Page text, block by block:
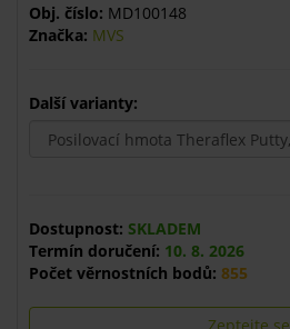
Obj. číslo: MD100148
Značka: MVS
Další varianty:
Dostupnost: SKLADEM
Termín doručení: 10. 8. 2026
Počet věrnostních bodů: 855